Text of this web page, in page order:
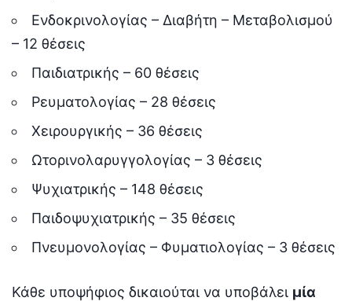
Ενδοκρινολογίας – Διαβήτη – Μεταβολισμού
– 12 θέσεις
Παιδιατρικής – 60 θέσεις
Ρευματολογίας – 28 θέσεις
Χειρουργικής – 36 θέσεις
Ωτορινολαρυγγολογίας – 3 θέσεις
Ψυχιατρικής – 148 θέσεις
Παιδοψυχιατρικής – 35 θέσεις
Πνευμονολογίας – Φυματιολογίας – 3 θέσεις
Κάθε υποψήφιος δικαιούται να υποβάλει μία